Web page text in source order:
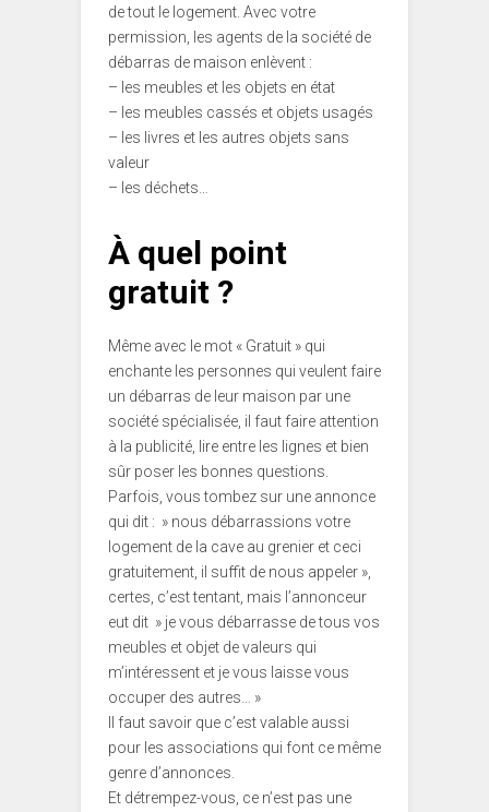
de tout le logement. Avec votre
permission, les agents de la société de
débarras de maison enlèvent :
– les meubles et les objets en état
– les meubles cassés et objets usagés
– les livres et les autres objets sans
valeur
– les déchets…
À quel point
gratuit ?
Même avec le mot « Gratuit » qui
enchante les personnes qui veulent faire
un débarras de leur maison par une
société spécialisée, il faut faire attention
à la publicité, lire entre les lignes et bien
sûr poser les bonnes questions.
Parfois, vous tombez sur une annonce
qui dit : » nous débarrassions votre
logement de la cave au grenier et ceci
gratuitement, il suffit de nous appeler »,
certes, c’est tentant, mais l’annonceur
eut dit » je vous débarrasse de tous vos
meubles et objet de valeurs qui
m’intéressent et je vous laisse vous
occuper des autres… »
Il faut savoir que c’est valable aussi
pour les associations qui font ce même
genre d’annonces.
Et détrempez-vous, ce n’est pas une